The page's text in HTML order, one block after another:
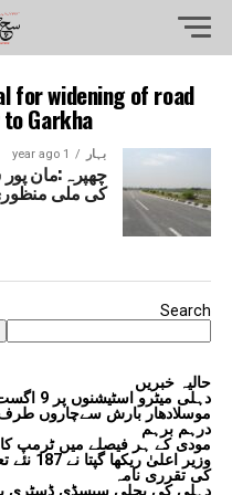
for widening of road
Garkha"
بہار 1 year ago
چھپرہ:مان
کی ملی
Search
حالیہ خبریں
دہلی میٹرو اسٹیشنوں پر 9 اگست سےبڑھے گی سختی
موسلادھار بارش سےچاروں طرف
درہم برہم
مودی کے ہر فیصلے میں ٹرمپ
وزیر
کی تقرری نامہ
دہلی کی بجلی سبسڈی ڈسٹری